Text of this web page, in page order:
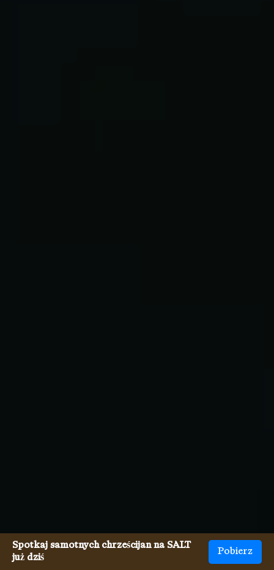
Spotkaj samotnych chrześcijan na SALT
już dziś
Pobierz